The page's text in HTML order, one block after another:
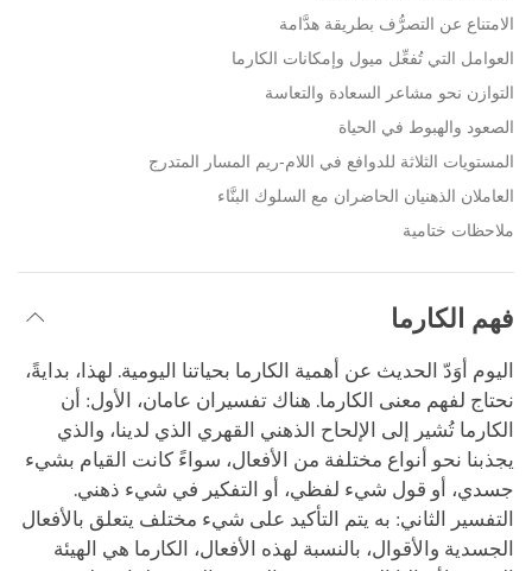
الامتناع عن التصرُّف بطريقة هدَّامة
العوامل التي تُفعِّل ميول وإمكانات الكارما
التوازن نحو مشاعر السعادة والتعاسة
الصعود والهبوط في الحياة
المستويات الثلاثة للدوافع في اللام-ريم المسار المتدرج
العاملان الذهنيان الحاضران مع السلوك البنَّاء
ملاحظات ختامية
فهم الكارما
اليوم أوَدّ الحديث عن أهمية الكارما بحياتنا اليومية. لهذا، بدايةً،
نحتاج لفهم معنى الكارما. هناك تفسيران عامان، الأول: أن
الكارما تُشير إلى الإلحاح الذهني القهري الذي لدينا، والذي
يجذبنا نحو أنواع مختلفة من الأفعال، سواءً كانت القيام بشيء
جسدي، أو قول شيء لفظي، أو التفكير في شيء ذهني.
التفسير الثاني: به يتم التأكيد على شيء مختلف يتعلق بالأفعال
الجسدية والأقوال، بالنسبة لهذه الأفعال، الكارما هي الهيئة